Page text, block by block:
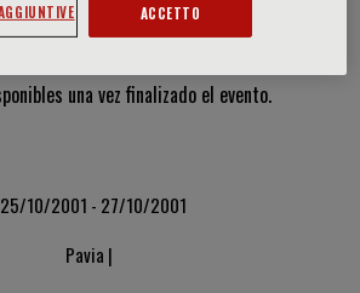
una vez finalizado el evento.
10/2001 - 27/10/2001
Pavia |
ACCETTO